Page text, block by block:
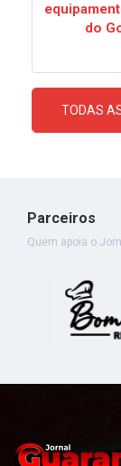
do
TODAS
Parceiros
Quem apoia o